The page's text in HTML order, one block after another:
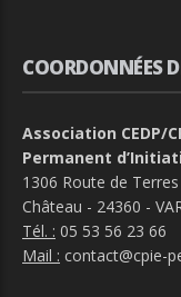
COORDONNÉES
Association CEDP/
Permanent
1306 Route de
Château - 24360 -
Tél. : 05 53 56 23 66
Mail : contact@cpie-